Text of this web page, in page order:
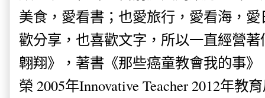
美食，愛看書；也愛旅行，愛看海，
歡分享，也喜歡文字，所以一直經營
翺翔》，著書《那些癌童教會我的事
榮 2005年Innovative Teacher 2012年教